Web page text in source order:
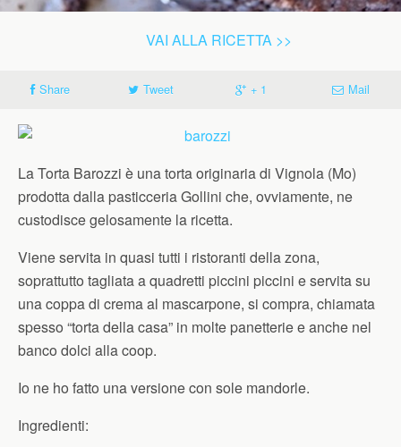
VAI ALLA RICETTA >>
Share Tweet + 1 Mail
La Torta Barozzi è una torta originaria di Vignola (Mo)
prodotta dalla pasticceria Gollini che, ovviamente, ne
custodisce gelosamente la ricetta.
Viene servita in quasi tutti i ristoranti della zona,
soprattutto tagliata a quadretti piccini piccini e servita su
una coppa di crema al mascarpone, si compra, chiamata
spesso “torta della casa” in molte panetterie e anche nel
banco dolci alla coop.
Io ne ho fatto una versione con sole mandorle.
Ingredienti: